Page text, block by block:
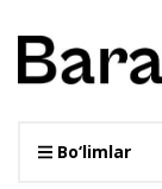
Bo‘limlar